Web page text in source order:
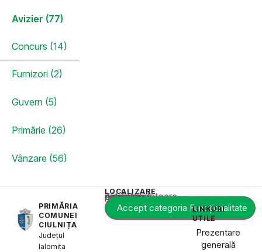
Avizier (77)
Concurs (14)
Furnizori (2)
Guvern (5)
Primărie (26)
Vânzare (56)
PRIMĂRIA
COMUNEI
CIULNIȚA
Județul
Ialomița
LOCALIZARE
Acest conținut este blocat până când acceptați categoria corespunzătoare de cookie-uri.
Accept categoria Funcționalitate
LINKURI
UTILE
Prezentare
generală